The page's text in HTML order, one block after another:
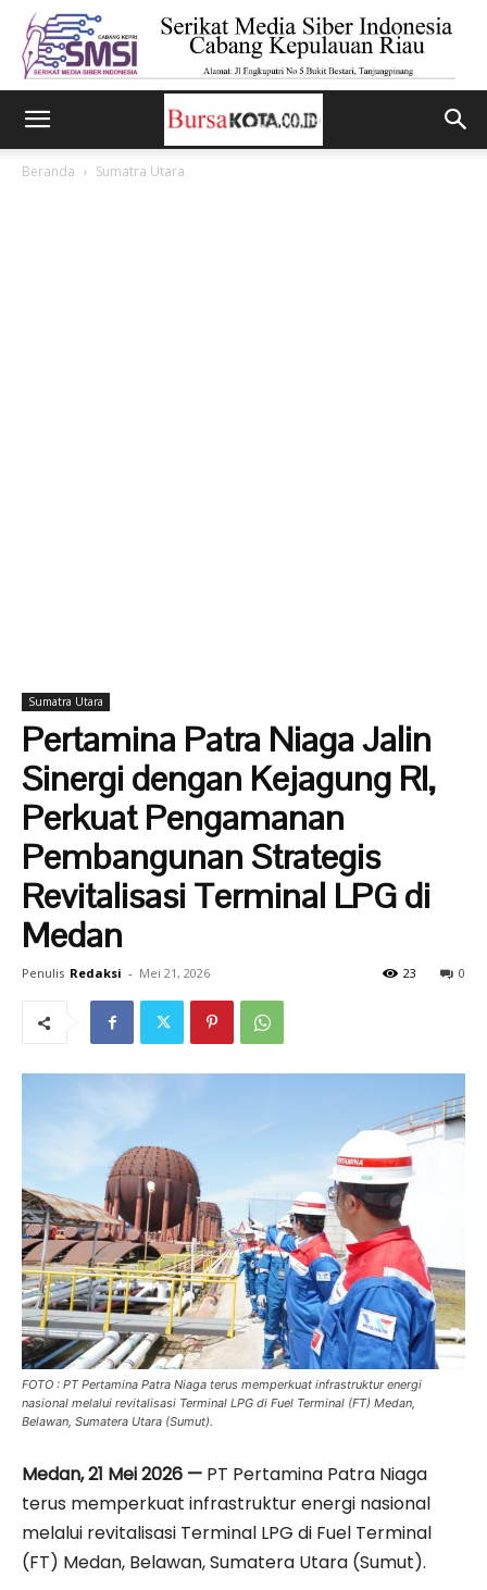
Beranda Sumatra Utara
Sumatra Utara
Pertamina Patra Niaga Jalin
Sinergi dengan Kejagung RI,
Perkuat Pengamanan
Pembangunan Strategis
Revitalisasi Terminal LPG di
Medan
Penulis Redaksi - Mei 21, 2026 0
23
FOTO : PT Pertamina Patra Niaga terus memperkuat infrastruktur energi
nasional melalui revitalisasi Terminal LPG di Fuel Terminal (FT) Medan,
Belawan, Sumatera Utara (Sumut).
Medan, 21 Mei 2026 — PT Pertamina Patra Niaga
terus memperkuat infrastruktur energi nasional
melalui revitalisasi Terminal LPG di Fuel Terminal
(FT) Medan, Belawan, Sumatera Utara (Sumut).